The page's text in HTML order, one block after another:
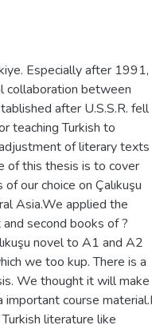
Especially after 1991,
collaboration between
after U.S.S.R. fell
teaching Turkish to
of literary texts
of this thesis is to cover
our choice on Çalıkuşu
Asia.We applied the
second books of ?
novel to A1 and A2
we too kup. There is a
We thought it will make
course
literature like